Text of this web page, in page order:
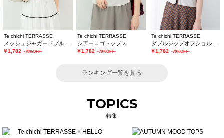
Te chichi TERRASSE
￥1,782 -70%OFF-
Te chichi TERRASSE
シアーロゴトップス
￥1,782 -70%OFF-
Te chichi TERRASSE
ダブルジップオフショルカットトップス
￥1,782 -70%OFF-
ランキング一覧を見る
TOPICS
特集